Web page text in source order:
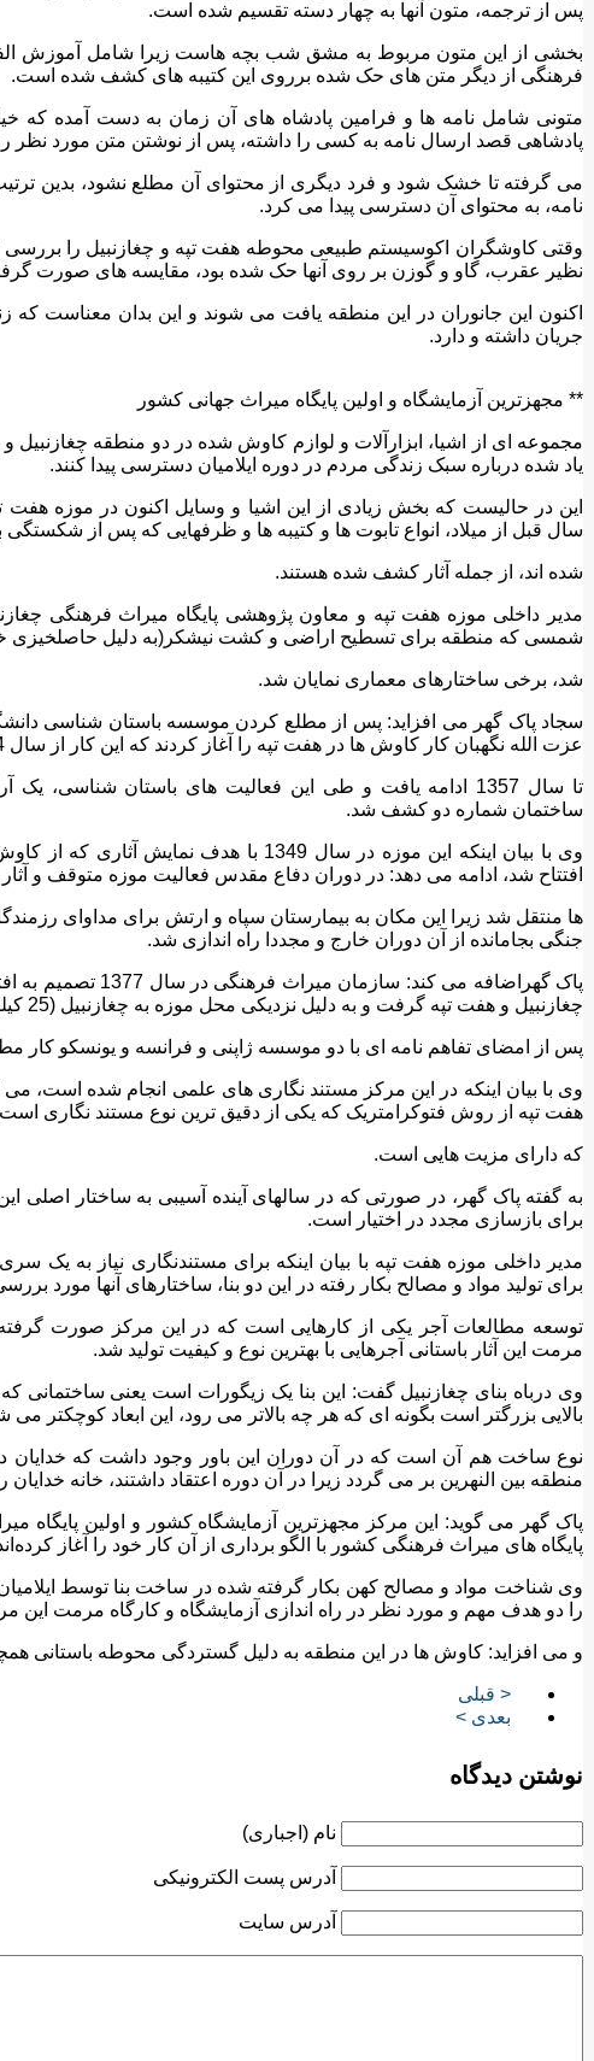
پس از ترجمه، متون آنها به چهار دسته تقسیم شده است.
بخشی از این متون مربوط به مشق شب بچه هاست زیرا شامل آموزش
فرهنگی از دیگر متن های حک شده برروی این کتیبه های کشف شده است.
متونی شامل نامه ها و فرامین پادشاه های آن زمان به دست آمده که
پادشاهی قصد ارسال نامه به کسی را داشته، پس از نوشتن متن مورد نظر
می گرفته تا خشک شود و فرد دیگری از محتوای آن مطلع نشود، بدین
نامه، به محتوای آن دسترسی پیدا می کرد.
وقتی کاوشگران اکوسیستم طبیعی محوطه هفت تپه و چغازنبیل را بررسی
نظیر عقرب، گاو و گوزن بر روی آنها حک شده بود، مقایسه های صورت
اکنون این جانوران در این منطقه یافت می شوند و این بدان معناست
جریان داشته و دارد.
** مجهزترین آزمایشگاه و اولین پایگاه میراث جهانی کشور
مجموعه ای از اشیا، ابزارآلات و لوازم کاوش شده در دو منطقه
یاد شده درباره سبک زندگی مردم در دوره ایلامیان دسترسی پیدا کنند.
سال قبل از میلاد، انواع تابوت ها و کتیبه ها و ظرفهایی که پس از شکستگی
شده اند، از جمله آثار کشف شده هستند.
شمسی که منطقه برای تسطیح اراضی و کشت نیشکر(به دلیل
شد، برخی ساختارهای معماری نمایان شد.
سجاد پاک گهر می افزاید: پس از مطلع کردن موسسه باستان شناسی
عزت الله نگهبان کار کاوش ها در هفت تپه را آغاز کردند که این کار از سال 1344 شروع و
تا سال 1357 ادامه یافت و طی این فعالیت های باستان
ساختمان شماره دو کشف شد.
وی با بیان اینکه این موزه در سال 1349 با
افتتاح شد، ادامه می دهد: در دوران دفاع مقدس فعالیت موزه متوقف و
ها منتقل شد زیرا این مکان به بیمارستان سپاه و ارتش برای مداوای
جنگی بجامانده از آن دوران خارج و مجددا راه اندازی شد.
پاک گهراضافه می کند:
چغازنبیل و هفت تپه گرفت و به دلیل نزدیکی محل موزه به چغازنبیل (25 کیلومتری )
پس از امضای تفاهم نامه ای با دو موسسه ژاپنی و فرانسه و یونسکو کار
وی با بیان اینکه در این مرکز مستند نگاری های علمی انجام شده است، می
هفت تپه از روش فتوکرامتریک که یکی از دقیق ترین نوع مستند نگاری
که دارای مزیت هایی است.
به گفته پاک گهر، در صورتی که در سالهای آینده آسیبی به ساختار اصلی
برای بازسازی مجدد در اختیار است.
مدیر داخلی موزه هفت تپه با بیان اینکه برای مستندنگاری نیاز به یک
برای تولید مواد و مصالح بکار رفته در این دو بنا، ساختارهای آنها مورد
توسعه مطالعات آجر یکی از کارهایی است که در این مرکز صورت
مرمت این آثار باستانی آجرهایی با بهترین نوع و کیفیت تولید شد.
وی درباه بنای چغازنبیل گفت: این بنا یک زیگورات است یعنی ساختمانی
بالایی بزرگتر است بگونه ای که هر چه بالاتر می رود، این ابعاد کوچکتر می
نوع ساخت هم آن است که در آن دوران این باور وجود داشت که خدایان در
منطقه بین النهرین بر می گردد زیرا در آن دوره اعتقاد داشتند، خانه
پاک گهر می گوید: این مرکز مجهزترین آزمایشگاه کشور و اولین پایگاه
پایگاه های میراث فرهنگی کشور با الگو برداری از آن کار خود را آغاز
وی شناخت مواد و مصالح کهن بکار گرفته شده در ساخت بنا توسط ایلامیان
را دو هدف مهم و مورد نظر در راه اندازی آزمایشگاه و کارگاه مرمت این
و می افزاید: کاوش ها در این منطقه به دلیل گستردگی محوطه باستانی
< قبلی
بعدی >
نوشتن دیدگاه
نام (اجباری)
آدرس پست الکترونیکی
آدرس سایت